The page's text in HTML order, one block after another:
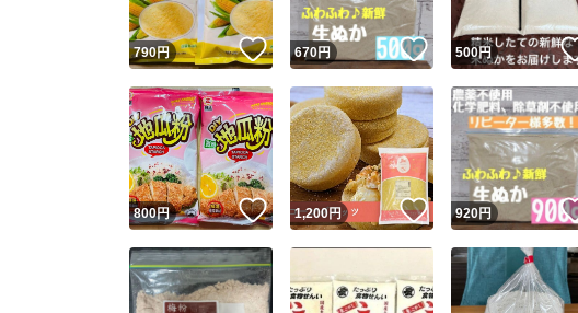
790円 いいね！
670円 いいね！
500円
800円 いいね！
1,200円 いいね！
920円